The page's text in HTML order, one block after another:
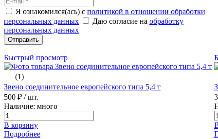
Я ознакомился(ась) с политикой в отношении обработки
персональных данных
Даю согласие на обработку
персональных данных
Отправить
Быстрый просмотр
(1)
Звено соединительное европейского типа 5,4 т
500 ₽ / шт.
Наличие: много
В корзину
Подробнее